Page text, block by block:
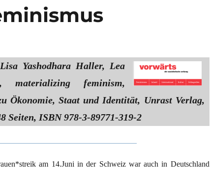
Yashodhara Haller, Lea
materializing feminism,
Ökonomie, Staat und Identität, Unrast Verlag,
Seiten, ISBN 978-3-89771-319-2
am 14.Juni in der Schweiz war auch in Deutschland